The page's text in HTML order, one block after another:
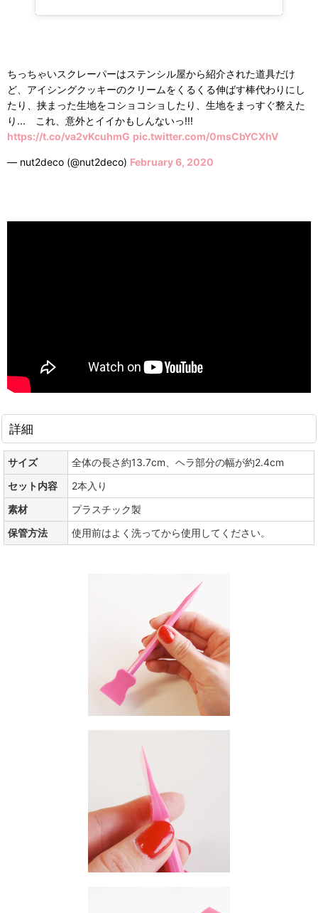
ちっちゃいスクレーパーはステンシル屋から紹介された道具だけ
ど、アイシングクッキーのクリームをくるくる伸ばす棒代わりにし
たり、挟まった生地をコショコショしたり、生地をまっすぐ整えた
り... これ、意外とイイかもしんないっ!!!
https://t.co/va2vKcuhmG pic.twitter.com/0msCbYCXhV
— nut2deco (@nut2deco) February 6, 2020
詳細
サイズ
全体の長さ約13.7cm、ヘラ部分の幅が約2.4cm
セット内容
2本入り
素材
プラスチック製
保管方法
使用前はよく洗ってから使用してください。